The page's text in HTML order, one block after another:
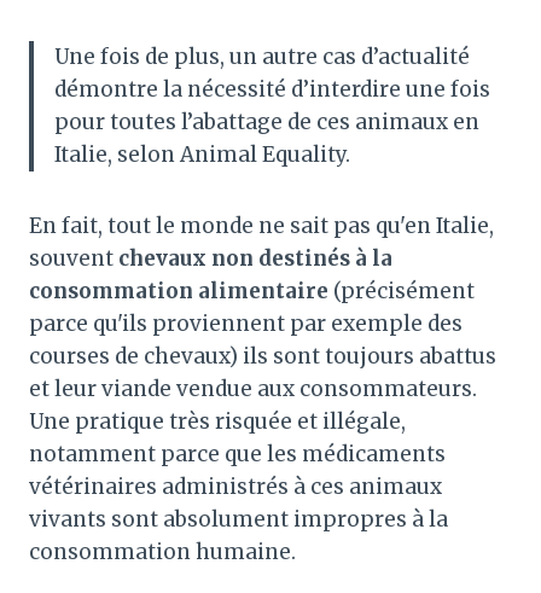
Une fois de plus, un autre cas d’actualité
démontre la nécessité d’interdire une fois
pour toutes l’abattage de ces animaux en
Italie, selon Animal Equality.
En fait, tout le monde ne sait pas qu'en Italie,
souvent chevaux non destinés à la
consommation alimentaire (précisément
parce qu'ils proviennent par exemple des
courses de chevaux) ils sont toujours abattus
et leur viande vendue aux consommateurs.
Une pratique très risquée et illégale,
notamment parce que les médicaments
vétérinaires administrés à ces animaux
vivants sont absolument impropres à la
consommation humaine.